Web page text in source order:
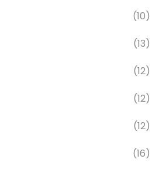
(10)
(13)
(12)
(12)
(12)
(16)